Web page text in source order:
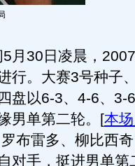
月30日凌晨，
行。大赛3号种子
盘以6-3、4-6、3-
男单第二轮。[本
布雷多、柳比西
对手，挺进男单第